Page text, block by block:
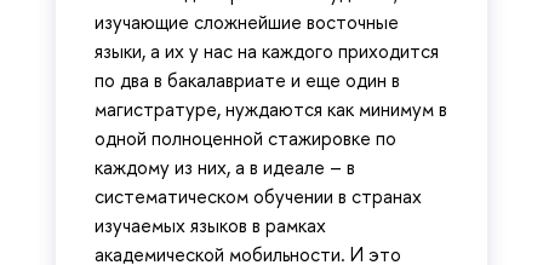
изучающие сложнейшие восточные
языки, а их у нас на каждого приходится
по два в бакалавриате и еще один в
магистратуре, нуждаются как минимум в
одной полноценной стажировке по
каждому из них, а в идеале – в
систематическом обучении в странах
изучаемых языков в рамках
академической мобильности. И это